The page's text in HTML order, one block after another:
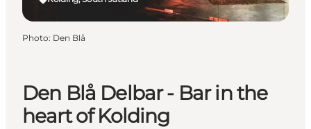
Den Blå Delbar - Bar in the
heart of Kolding
Photo: Den Blå